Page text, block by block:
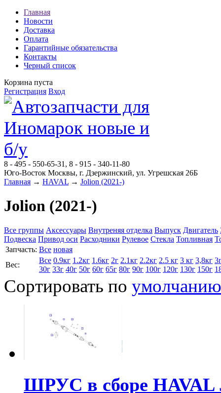
Главная
Новости
Доставка
Оплата
Гарантийные обязательства
Контакты
Черный список
Корзина пуста
Регистрация Вход
8 - 495 - 550-65-31, 8 - 915 - 340-11-80
Юго-Восток Москвы, г. Дзержинский, ул. Угрешская 26Б
Главная → HAVAL → Jolion (2021-)
Jolion (2021-)
Все группы Аксессуары Внутреняя отделка Выпуск Двигатель
Подвеска Привод оси Расходники Рулевое Стекла Топливная
Запчасть: Все новая
Вес:
Все 0.9кг 1.2кг 1.6кг 2г 2.1кг 2.2кг 2.5 кг 3 кг 3,8кг
30г 33г 40г 50г 60г 65г 80г 90г 100г 120г 130г 150г
Сортировать по умолчанию
ШРУС в сборе HAVAL